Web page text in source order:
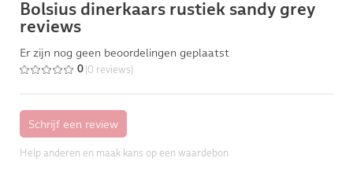
Bolsius dinerkaars rustiek sandy grey
reviews
Er zijn nog geen beoordelingen geplaatst
0 (0 reviews)
Help anderen en maak kans op een waardebon